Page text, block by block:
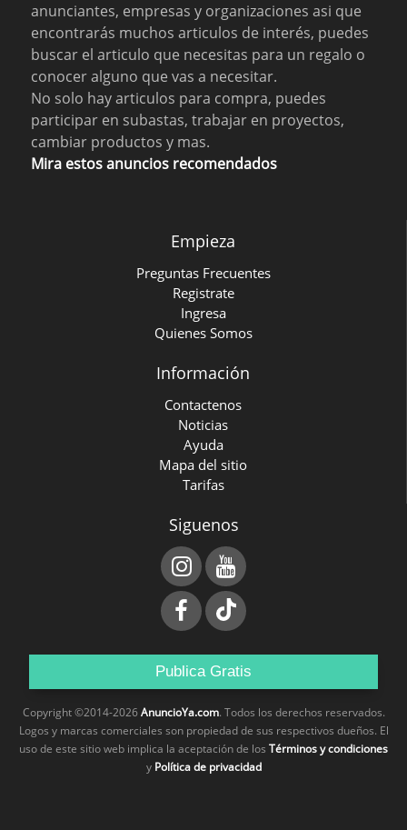
anunciantes, empresas y organizaciones asi que
encontrarás muchos articulos de interés, puedes
buscar el articulo que necesitas para un regalo o
conocer alguno que vas a necesitar.
No solo hay articulos para compra, puedes
participar en subastas, trabajar en proyectos,
cambiar productos y mas.
Mira estos anuncios recomendados
Empieza
Preguntas Frecuentes
Registrate
Ingresa
Quienes Somos
Información
Contactenos
Noticias
Ayuda
Mapa del sitio
Tarifas
Siguenos
Publica Gratis
Copyright ©2014-2026AnuncioYa.com. Todos los derechos reservados.
Logos y marcas comerciales son propiedad de sus respectivos dueños. El
uso de este sitio web implica la aceptación de los Términos y condiciones
y Política de privacidad